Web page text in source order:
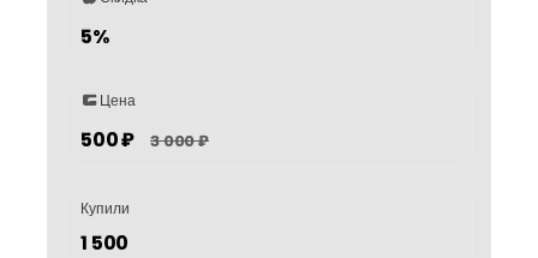
5%
Цена
500 ₽ 3 000 ₽
Купили
1 500